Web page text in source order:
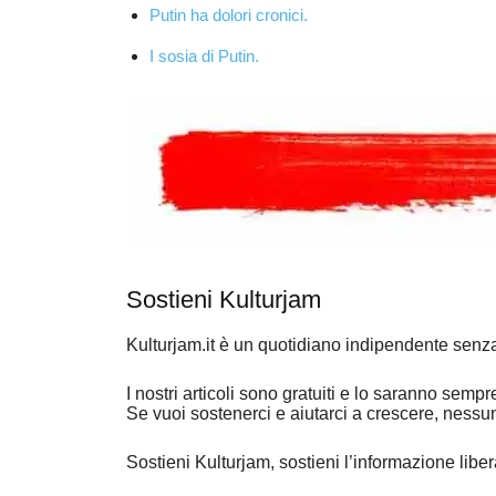
Putin ha dolori cronici.
I sosia di Putin.
Sostieni Kulturjam
Kulturjam.it è un quotidiano indipendente
I nostri articoli sono gratuiti e lo saranno
Se vuoi sostenerci e aiutarci a crescere,
Sostieni Kulturjam, sostieni l’informazione